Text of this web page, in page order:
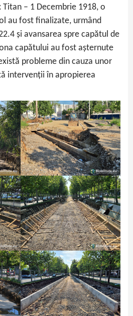
Titan – 1 Decembrie 1918, o
au fost finalizate, urmând
și avansarea spre capătul de
capătului au fost așternute
probleme din cauza unor
intervenții în apropierea